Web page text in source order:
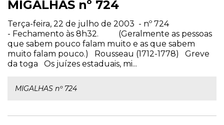
MIGALHAS nº 724
Terça-feira, 22 de julho de 2003 - nº 724
- Fechamento às 8h32. (Geralmente as pessoas
que sabem pouco falam muito e as que sabem
muito falam pouco.) Rousseau (1712-1778) Greve
da toga Os juízes estaduais, mi...
MIGALHAS nº 724